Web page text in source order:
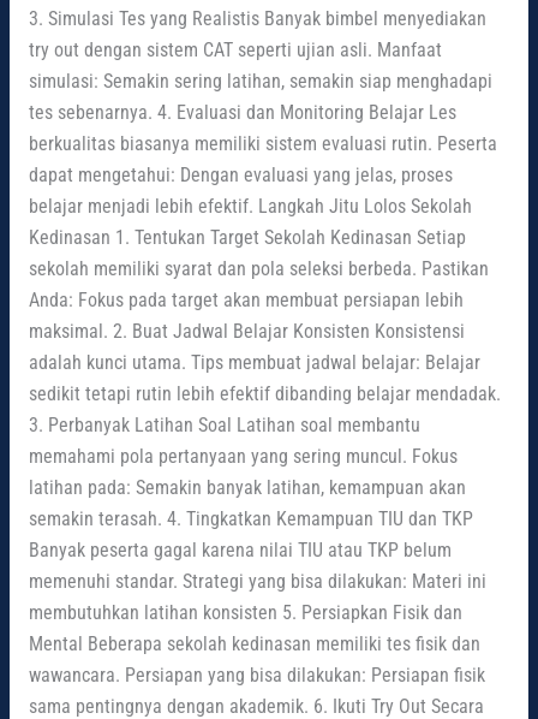
3. Simulasi Tes yang Realistis Banyak bimbel menyediakan
try out dengan sistem CAT seperti ujian asli. Manfaat
simulasi: Semakin sering latihan, semakin siap menghadapi
tes sebenarnya. 4. Evaluasi dan Monitoring Belajar Les
berkualitas biasanya memiliki sistem evaluasi rutin. Peserta
dapat mengetahui: Dengan evaluasi yang jelas, proses
belajar menjadi lebih efektif. Langkah Jitu Lolos Sekolah
Kedinasan 1. Tentukan Target Sekolah Kedinasan Setiap
sekolah memiliki syarat dan pola seleksi berbeda. Pastikan
Anda: Fokus pada target akan membuat persiapan lebih
maksimal. 2. Buat Jadwal Belajar Konsisten Konsistensi
adalah kunci utama. Tips membuat jadwal belajar: Belajar
sedikit tetapi rutin lebih efektif dibanding belajar mendadak.
3. Perbanyak Latihan Soal Latihan soal membantu
memahami pola pertanyaan yang sering muncul. Fokus
latihan pada: Semakin banyak latihan, kemampuan akan
semakin terasah. 4. Tingkatkan Kemampuan TIU dan TKP
Banyak peserta gagal karena nilai TIU atau TKP belum
memenuhi standar. Strategi yang bisa dilakukan: Materi ini
membutuhkan latihan konsisten 5. Persiapkan Fisik dan
Mental Beberapa sekolah kedinasan memiliki tes fisik dan
wawancara. Persiapan yang bisa dilakukan: Persiapan fisik
sama pentingnya dengan akademik. 6. Ikuti Try Out Secara